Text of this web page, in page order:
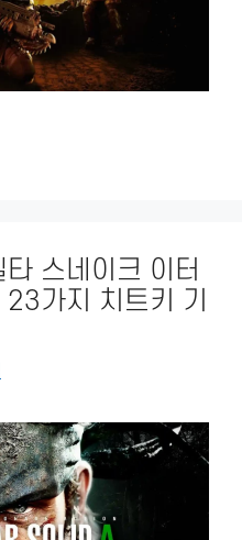
스네이크 이터
가지 치트키 기